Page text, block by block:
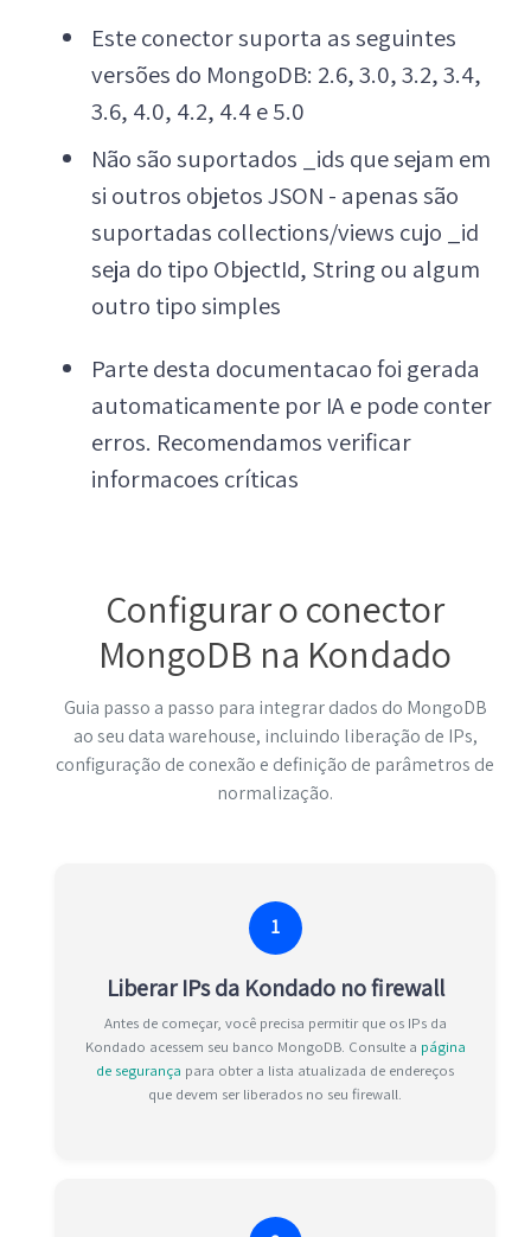
Este conector suporta as seguintes
versões do MongoDB: 2.6, 3.0, 3.2, 3.4,
3.6, 4.0, 4.2, 4.4 e 5.0
Não são suportados _ids que sejam em
si outros objetos JSON - apenas são
suportadas collections/views cujo _id
seja do tipo ObjectId, String ou algum
outro tipo simples
Parte desta documentacao foi gerada
automaticamente por IA e pode conter
erros. Recomendamos verificar
informacoes críticas
Configurar o conector
MongoDB na Kondado
Guia passo a passo para integrar dados do MongoDB
ao seu data warehouse, incluindo liberação de IPs,
configuração de conexão e definição de parâmetros de
normalização.
1
Liberar IPs da Kondado no firewall
Antes de começar, você precisa permitir que os IPs da
Kondado acessem seu banco MongoDB. Consulte a página
de segurança para obter a lista atualizada de endereços
que devem ser liberados no seu firewall.